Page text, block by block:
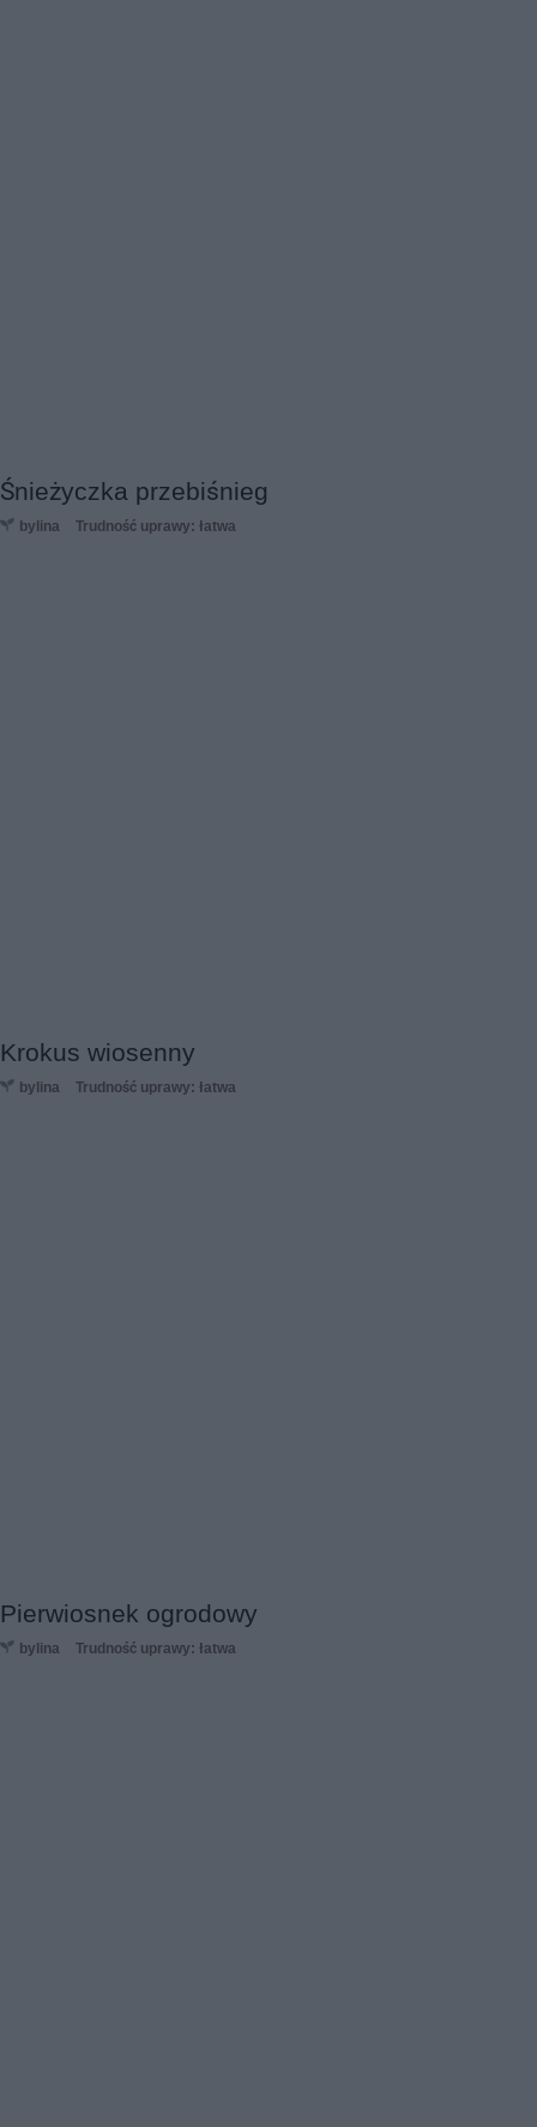
Śnieżyczka przebiśnieg
bylina Trudność uprawy: łatwa
Krokus wiosenny
bylina Trudność uprawy: łatwa
Pierwiosnek ogrodowy
bylina Trudność uprawy: łatwa